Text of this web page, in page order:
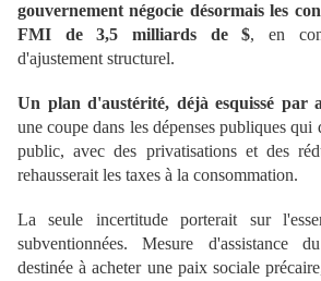
gouvernement négocie désormais les
FMI de 3,5 milliards de $, en
d'ajustement structurel.
Un plan d'austérité, déjà esquissé par
une coupe dans les dépenses publiques qui
public, avec des privatisations et des
rehausserait les taxes à la consommation.
La seule incertitude porterait sur
subventionnées. Mesure d'assistance
destinée à acheter une paix sociale